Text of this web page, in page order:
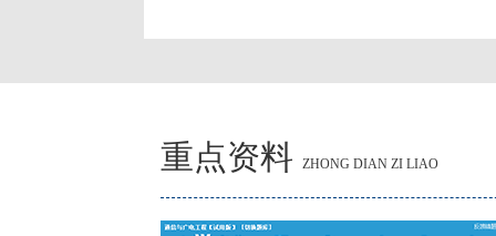
重点资料 ZHONG DIAN ZI LIAO